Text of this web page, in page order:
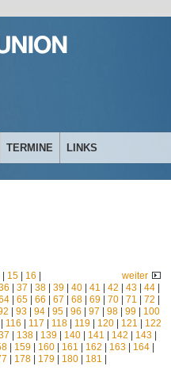
TERMINE LINKS
weiter
| 15| 16
37 38| 39| 40| 41 42 43| 44|
| 65| 66 67 68| 69| 70| 71 72
93 94 95 96 97 98 99
100
116 117 118 119 120 121
122
138| 139| 140| 141 142 143|
| 159| 160| 161 162 163| 164|
178| 179| 180| 181